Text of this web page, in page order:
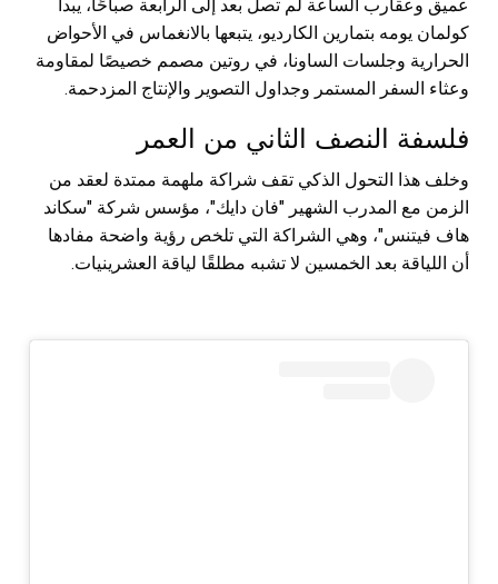
عميق وعقارب الساعة لم تصل بعد إلى الرابعة صباحًا، يبدأ
كولمان يومه بتمارين الكارديو، يتبعها بالانغماس في الأحواض
الحرارية وجلسات الساونا، في روتين مصمم خصيصًا لمقاومة
وعثاء السفر المستمر وجداول التصوير والإنتاج المزدحمة.
فلسفة النصف الثاني من العمر
وخلف هذا التحول الذكي تقف شراكة ملهمة ممتدة لعقد من
الزمن مع المدرب الشهير "فان دايك"، مؤسس شركة "سكاند
هاف فيتنس"، وهي الشراكة التي تلخص رؤية واضحة مفادها
أن اللياقة بعد الخمسين لا تشبه مطلقًا لياقة العشرينيات.